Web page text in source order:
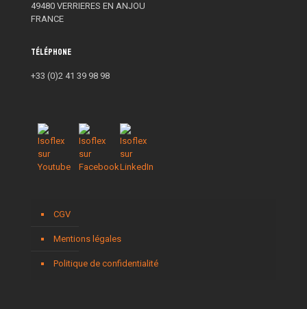
49480 VERRIERES EN ANJOU
FRANCE
Téléphone
+33 (0)2 41 39 98 98
CGV
Mentions légales
Politique de confidentialité